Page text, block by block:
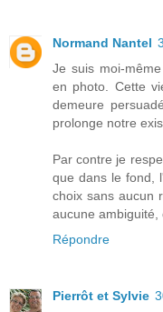
Normand Nantel
Je suis moi-
en photo. Cette
demeure
prolonge notre
Par contre je
que dans le fond,
choix sans aucun
aucune ambiguité,
Répondre
Pierrôt et Sylvie